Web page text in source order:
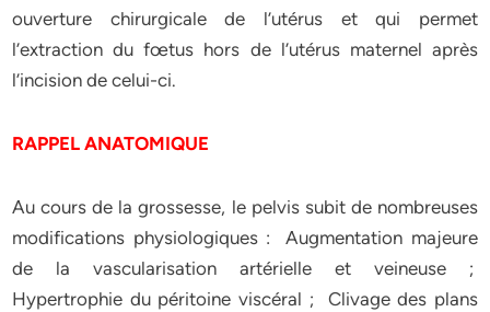
ouverture chirurgicale de l’utérus et qui permet
l’extraction du fœtus hors de l’utérus maternel après
l’incision de celui-ci.
RAPPEL ANATOMIQUE
Au cours de la grossesse, le pelvis subit de nombreuses
modifications physiologiques : Augmentation majeure
de la vascularisation artérielle et veineuse ;
Hypertrophie du péritoine viscéral ; Clivage des plans